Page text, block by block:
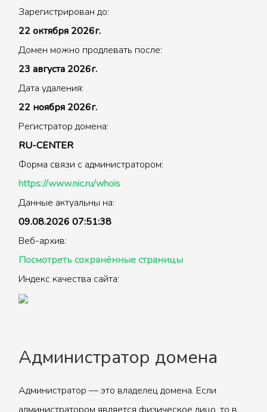
Зарегистрирован до:
22 октября 2026г.
Домен можно продлевать после:
23 августа 2026г.
Дата удаления:
22 ноября 2026г.
Регистратор домена:
RU-CENTER
Форма связи с администратором:
https://www.nic.ru/whois
Данные актуальны на:
09.08.2026 07:51:38
Веб-архив:
Посмотреть сохранённые страницы
Индекс качества сайта:
Администратор домена
Администратор — это владелец домена. Если